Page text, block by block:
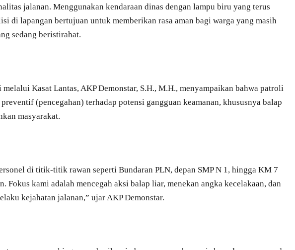
jalanan. Menggunakan kendaraan dinas dengan lampu biru yang terus
di lapangan bertujuan untuk memberikan rasa aman bagi warga yang masih
sedang beristirahat.
Kasat Lantas, AKP Demonstar, S.H., M.H., menyampaikan bahwa patroli
(pencegahan) terhadap potensi gangguan keamanan, khususnya balap
masyarakat.
di titik-titik rawan seperti Bundaran PLN, depan SMP N 1, hingga KM 7
Fokus kami adalah mencegah aksi balap liar, menekan angka kecelakaan, dan
kejahatan jalanan,” ujar AKP Demonstar.